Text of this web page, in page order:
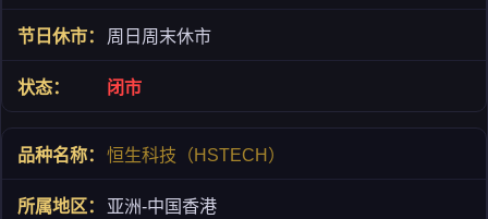
周日周末休市
闭市
恒生科技（HSTECH）
亚洲-中国香港